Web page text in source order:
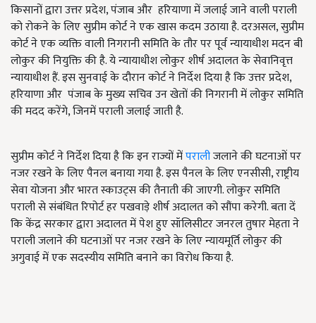
किसानों द्वारा उत्तर प्रदेश, पंजाब और हरियाणा में जलाई जाने वाली पराली
को रोकने के लिए सुप्रीम कोर्ट ने एक खास कदम उठाया है. दरअसल, सुप्रीम
कोर्ट ने एक व्यक्ति वाली निगरानी समिति के तौर पर पूर्व न्यायाधीश मदन बी
लोकुर की नियुक्ति की है. ये न्यायाधीश लोकुर शीर्ष अदालत के सेवानिवृत्त
न्यायाधीश हैं. इस सुनवाई के दौरान कोर्ट ने निर्देश दिया है कि उत्तर प्रदेश,
हरियाणा और पंजाब के मुख्य सचिव उन खेतों की निगरानी में लोकुर समिति
की मदद करेंगे, जिनमें पराली जलाई जाती है.
सुप्रीम कोर्ट ने निर्देश दिया है कि इन राज्यों मेंपरालीजलाने की घटनाओं पर
नजर रखने के लिए पैनल बनाया गया है. इस पैनल के लिए एनसीसी, राष्ट्रीय
सेवा योजना और भारत स्काउट्स की तैनाती की जाएगी. लोकुर समिति
पराली से संबंधित रिपोर्ट हर पखवाड़े शीर्ष अदालत को सौंपा करेगी. बता दें
कि केंद्र सरकार द्वारा अदालत में पेश हुए सॉलिसीटर जनरल तुषार मेहता ने
पराली जलाने की घटनाओं पर नजर रखने के लिए न्यायमूर्ति लोकुर की
अगुवाई में एक सदस्यीय समिति बनाने का विरोध किया है.